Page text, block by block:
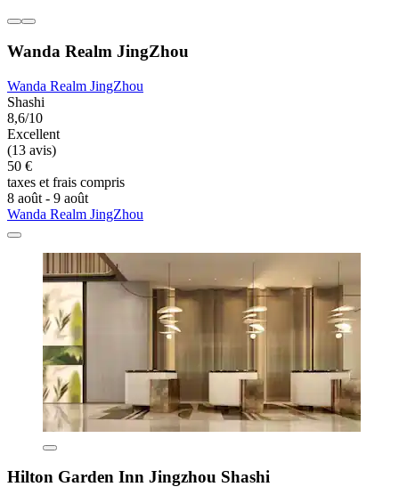
Wanda Realm JingZhou
Wanda Realm JingZhou
Shashi
8,6/10
Excellent
(13 avis)
50 €
taxes et frais compris
8 août - 9 août
Wanda Realm JingZhou
Hilton Garden Inn Jingzhou Shashi